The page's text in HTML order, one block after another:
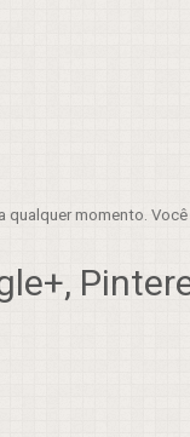
qualquer momento.